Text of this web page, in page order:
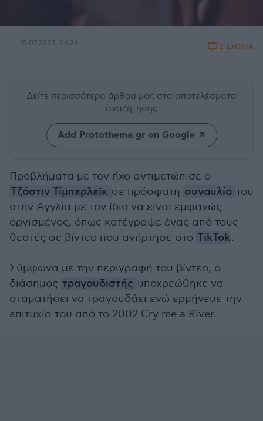
15.07.2025, 06:26 2 ΣΧΟΛΙΑ
Δείτε περισσότερα άρθρα μας στα αποτελέσματα
αναζήτησης
Add Protothema.gr on Google
Προβλήματα με τον ήχο αντιμετώπισε ο
Τζάστιν Τίμπερλεϊκ σε πρόσφατη συναυλία του
στην Αγγλία με τον ίδιο να είναι εμφανώς
οργισμένος, όπως κατέγραψε ένας από τους
θεατές σε βίντεο που ανήρτησε στο TikTok.
Σύμφωνα με την περιγραφή του βίντεο, ο
διάσημος τραγουδιστής υποχρεώθηκε να
σταματήσει να τραγουδάει ενώ ερμήνευε την
επιτυχία του από το 2002 Cry me a River.